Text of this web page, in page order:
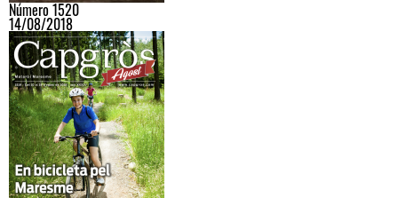
Número 1520
14/08/2018